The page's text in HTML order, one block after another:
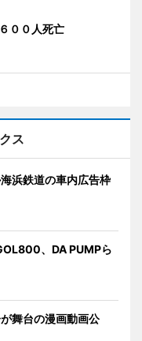
００人死亡
ス
浜鉄道の車内広告枠
、DA PUMPら
舞台の漫画動画公